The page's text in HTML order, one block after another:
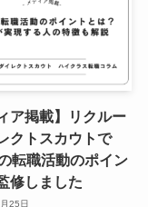
ア掲載】リクルー
クトスカウトで
転職活動のポイン
修しました
25日